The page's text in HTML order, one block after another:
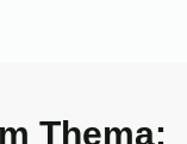
Thema: